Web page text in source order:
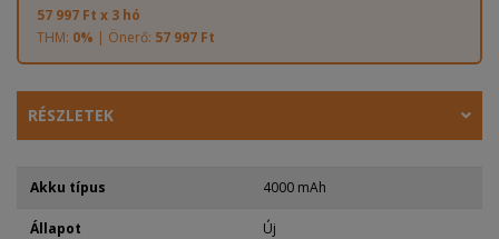
57 997 Ft x 3 hó
THM: 0% | Önerő: 57 997 Ft
RÉSZLETEK
Akku típus 4000 mAh
Állapot Új